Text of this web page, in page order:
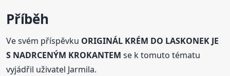
Příběh
Ve svém příspěvku ORIGINÁL KRÉM DO LASKONEK JE
S NADRCENÝM KROKANTEM se k tomuto tématu
vyjádřil uživatel Jarmila.